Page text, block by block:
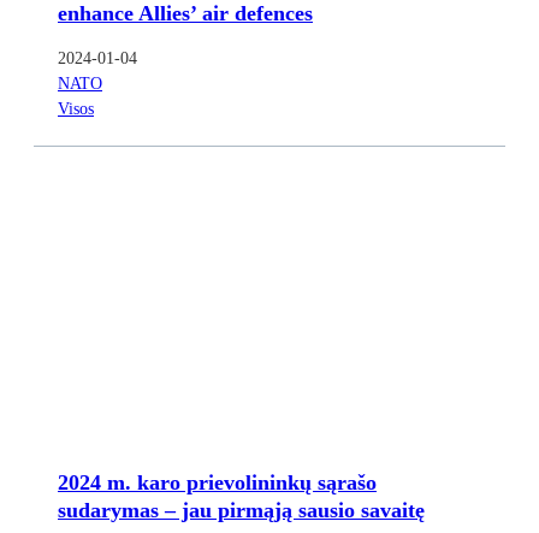
enhance Allies’ air defences
2024-01-04
NATO
Visos
2024 m. karo prievolininkų sąrašo
sudarymas – jau pirmąją sausio savaitę